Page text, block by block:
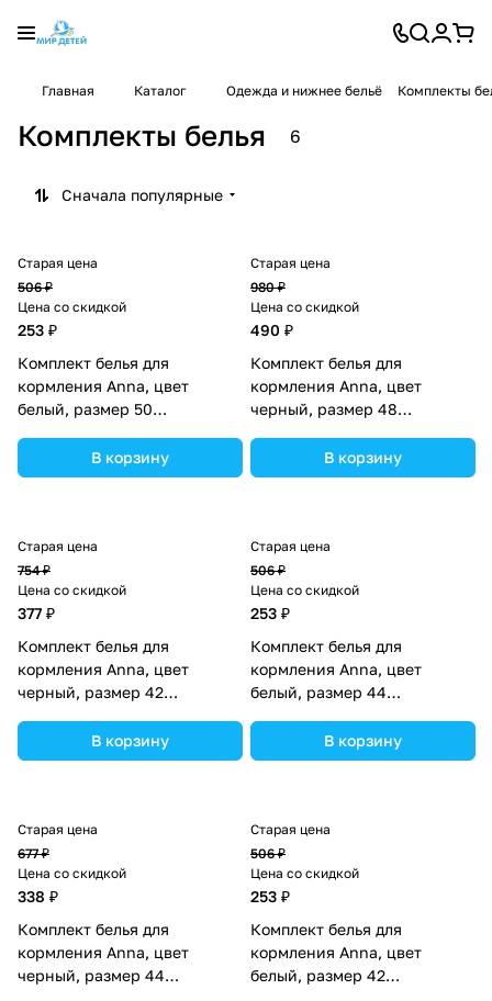
Главная Каталог Одежда и нижнее бельё Комплекты
Комплекты белья 6
Сначала популярные
Старая цена
506 ₽
Цена со скидкой
253 ₽
Комплект белья для
кормления Anna, цвет
белый, размер 50
В корзину
Старая цена
980 ₽
Цена со скидкой
490 ₽
Комплект белья для
кормления Anna, цвет
черный, размер 48
В корзину
Старая цена
754 ₽
Цена со скидкой
377 ₽
Комплект белья для
кормления Anna, цвет
черный, размер 42
В корзину
Старая цена
506 ₽
Цена со скидкой
253 ₽
Комплект белья для
кормления Anna, цвет
белый, размер 44
В корзину
Старая цена
677 ₽
Цена со скидкой
338 ₽
Комплект белья для
кормления Anna, цвет
черный, размер 44
Старая цена
506 ₽
Цена со скидкой
253 ₽
Комплект белья для
кормления Anna, цвет
белый, размер 42